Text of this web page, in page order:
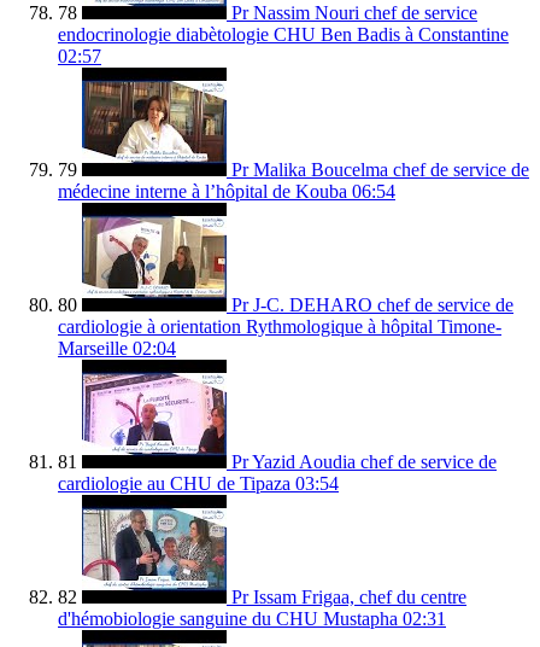
78
Pr Nassim Nouri chef de service
endocrinologie diabètologie CHU Ben Badis à Constantine
02:57
79
Pr Malika Boucelma chef de service de
médecine interne à l’hôpital de Kouba 06:54
80
Pr J-C. DEHARO chef de service de
cardiologie à orientation Rythmologique à hôpital Timone-
Marseille 02:04
81
Pr Yazid Aoudia chef de service de
cardiologie au CHU de Tipaza 03:54
82
Pr Issam Frigaa, chef du centre
d'hémobiologie sanguine du CHU Mustapha 02:31